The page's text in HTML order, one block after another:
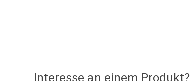
Interesse an einem Produkt?